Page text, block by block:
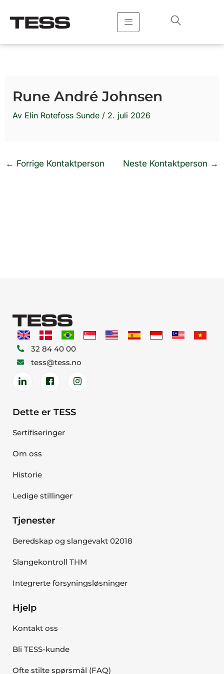
rett
Rune André Johnsen
Av Elin Rotefoss Sunde / 2. juli 2026
← Forrige Kontaktperson Neste Kontaktperson →
32 84 40 00
tess@tess.no
Dette er TESS
Sertifiseringer
Om oss
Historie
Ledige stillinger
Tjenester
Beredskap og slangevakt 02018
Slangekontroll THM
Integrerte forsyningsløsninger
Hjelp
Kontakt oss
Bli TESS-kunde
Ofte stilte spørsmål (FAQ)